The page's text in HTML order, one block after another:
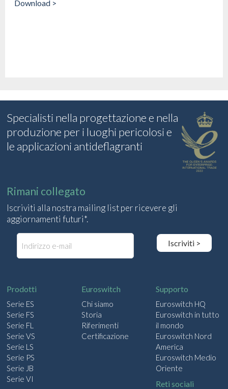
Download >
Specialisti nella progettazione e nella
produzione per i luoghi pericolosi e
le applicazioni antideflagranti
Rimani collegato
Iscriviti alla nostra mailing list per ricevere gli
aggiornamenti futuri*.
u
'
e
-
m
a
i
l
a
Iscriviti >
Prodotti
Serie ES
Serie FS
Serie FL
Serie VS
Serie LS
Serie PS
Serie JB
Serie VI
Euroswitch
Chi siamo
Storia
Riferimenti
Certificazione
Supporto
Euroswitch HQ
Euroswitch in tutto
il mondo
Euroswitch Nord
America
Euroswitch Medio
Oriente
Reti sociali